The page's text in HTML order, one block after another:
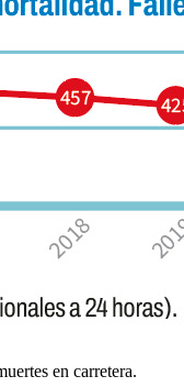
en carretera.